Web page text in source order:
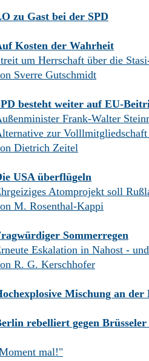
zu Gast bei der SPD
Kosten der Wahrheit
um Herrschaft über die
Sverre Gutschmidt
besteht weiter auf EU-
Frank-Walter
zur Volllmitgliedschaft
Dietrich Zeitel
USA überflügeln
Atomprojekt soll
M. Rosenthal-Kappi
Sommerregen
Eskalation in Nahost -
R. G. Kerschhofer
Mischung an der
rebelliert gegen Brüsseler
mal!"